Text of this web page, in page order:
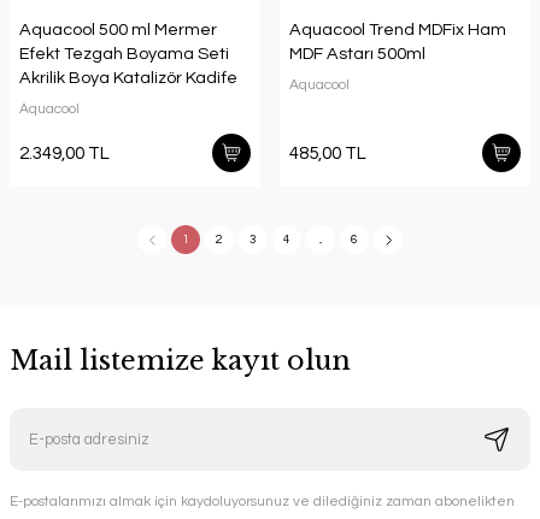
Aquacool 500 ml Mermer
Efekt Tezgah Boyama Seti
Akrilik Boya Katalizör Kadife
Rulo Boyacı Tavası
Aquacool
2.349,00 TL
Aquacool Trend MDFix Ham
MDF Astarı 500ml
Aquacool
485,00 TL
1 2 3 4 6
Mail listemize kayıt olun
E-postalarımızı almak için kaydoluyorsunuz ve dilediğiniz zaman abonelikten